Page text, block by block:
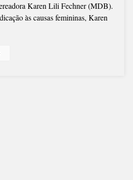
TITULAR
Karen Lili Fechner (MDB).
às causas femininas, Karen